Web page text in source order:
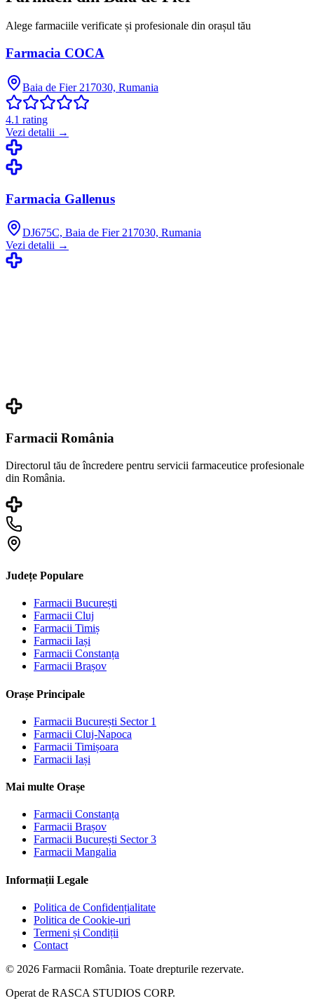
Alege farmaciile verificate și profesionale din orașul tău
Farmacia COCA
Baia de Fier 217030, Rumania
4.1 rating
Vezi detalii →
Farmacia Gallenus
DJ675C, Baia de Fier 217030, Rumania
Vezi detalii →
Farmacii România
Directorul tău de încredere pentru servicii farmaceutice profesionale
din România.
Județe Populare
Farmacii București
Farmacii Cluj
Farmacii Timiș
Farmacii Iași
Farmacii Constanța
Farmacii Brașov
Orașe Principale
Farmacii București Sector 1
Farmacii Cluj-Napoca
Farmacii Timișoara
Farmacii Iași
Mai multe Orașe
Farmacii Constanța
Farmacii Brașov
Farmacii București Sector 3
Farmacii Mangalia
Informații Legale
Politica de Confidențialitate
Politica de Cookie-uri
Termeni și Condiții
Contact
© 2026 Farmacii România. Toate drepturile rezervate.
Operat de RASCA STUDIOS CORP.